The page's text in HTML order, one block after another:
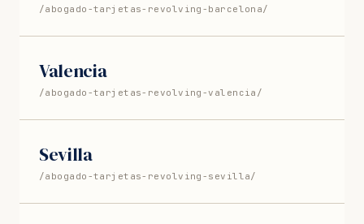
/abogado-tarjetas-revolving-barcelona/
Valencia
/abogado-tarjetas-revolving-valencia/
Sevilla
/abogado-tarjetas-revolving-sevilla/